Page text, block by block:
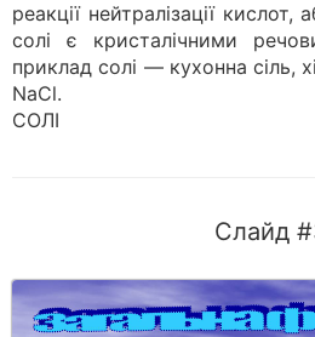
реакції нейтралізації
солі є кристалічними
приклад солі — кухонна сіль,
NaCl.
СОЛІ
Слайд